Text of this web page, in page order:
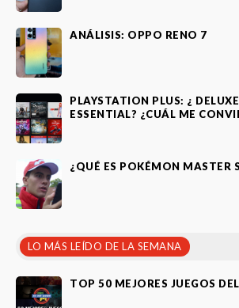
ANÁLISIS: OPPO RENO 7
PLAYSTATION PLUS: ¿
ESSENTIAL? ¿CUÁL ME
¿QUÉ ES POKÉMON MASTER
LO MÁS LEÍDO DE LA SEMANA
TOP 50 MEJORES JUEGOS